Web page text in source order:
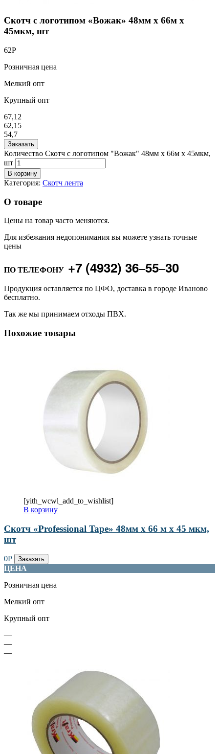
Скотч с логотипом «Вожак» 48мм х 66м х
45мкм, шт
62Р
Розничная цена
Мелкий опт
Крупный опт
67,12
62,15
54,7
Заказать
Количество Скотч с логотипом "Вожак" 48мм х 66м х 45мкм,
шт
В корзину
Категория: Скотч лента
О товаре
Цены на товар часто меняются.
Для избежания недопонимания вы можете узнать точные
цены
ПО ТЕЛЕФОНУ +7 (4932) 36‒55‒30
Продукция оставляется по ЦФО, доставка в городе Иваново
бесплатно.
Так же мы принимаем отходы ПВХ.
Похожие товары
[yith_wcwl_add_to_wishlist]
В корзину
Скотч «Professional Tape» 48мм х 66 м х 45 мкм,
шт
0Р Заказать
ЦЕНА
Розничная цена
Мелкий опт
Крупный опт
—
—
—